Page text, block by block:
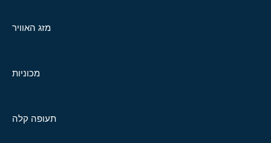
מזג האוויר
מכוניות
תעופה קלה